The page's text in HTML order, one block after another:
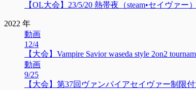
【OL大会】23/5/20 熱帯夜（steam•セイヴァー
2022 年
動画
12/4
【大会】Vampire Savior waseda style 2on2
動画
9/25
【大会】第37回ヴァンパイアセイヴァー制限